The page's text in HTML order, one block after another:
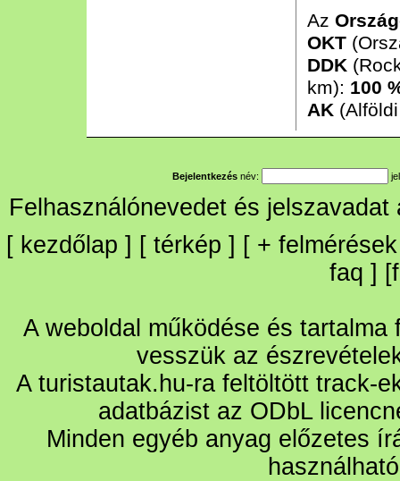
Az
OKT
DDK
km): 100
AK
Bejelentkezés név:
Felhasználónevedet és
[ kezdőlap ] [ térkép ] [ + felmérések
faq ] [
A weboldal működése és
vesszük az
A turistautak.hu-ra feltöltött track-
adatbázist az ODbL
Minden egyéb anyag előzetes